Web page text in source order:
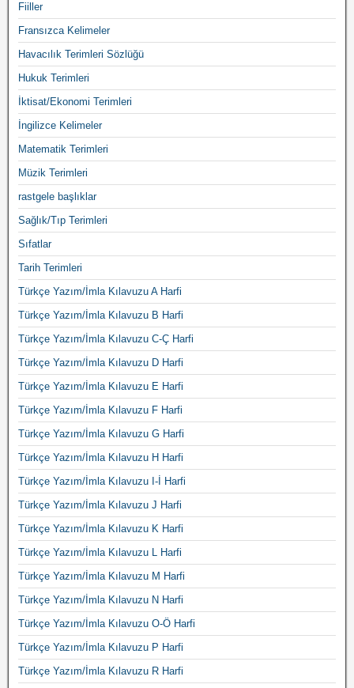
Fiiller
Fransızca Kelimeler
Havacılık Terimleri Sözlüğü
Hukuk Terimleri
İktisat/Ekonomi Terimleri
İngilizce Kelimeler
Matematik Terimleri
Müzik Terimleri
rastgele başlıklar
Sağlık/Tıp Terimleri
Sıfatlar
Tarih Terimleri
Türkçe Yazım/İmla Kılavuzu A Harfi
Türkçe Yazım/İmla Kılavuzu B Harfi
Türkçe Yazım/İmla Kılavuzu C-Ç Harfi
Türkçe Yazım/İmla Kılavuzu D Harfi
Türkçe Yazım/İmla Kılavuzu E Harfi
Türkçe Yazım/İmla Kılavuzu F Harfi
Türkçe Yazım/İmla Kılavuzu G Harfi
Türkçe Yazım/İmla Kılavuzu H Harfi
Türkçe Yazım/İmla Kılavuzu I-İ Harfi
Türkçe Yazım/İmla Kılavuzu J Harfi
Türkçe Yazım/İmla Kılavuzu K Harfi
Türkçe Yazım/İmla Kılavuzu L Harfi
Türkçe Yazım/İmla Kılavuzu M Harfi
Türkçe Yazım/İmla Kılavuzu N Harfi
Türkçe Yazım/İmla Kılavuzu O-Ö Harfi
Türkçe Yazım/İmla Kılavuzu P Harfi
Türkçe Yazım/İmla Kılavuzu R Harfi